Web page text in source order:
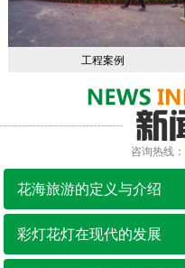
工程案例
咨询热线：
花海旅游的定义与介绍
彩灯花灯在现代的发展